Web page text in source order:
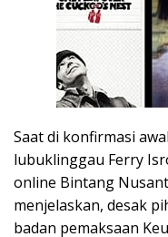
Saat di konfirmasi
lubuklinggau Ferry
online Bintang
menjelaskan, desak
badan pemaksaan